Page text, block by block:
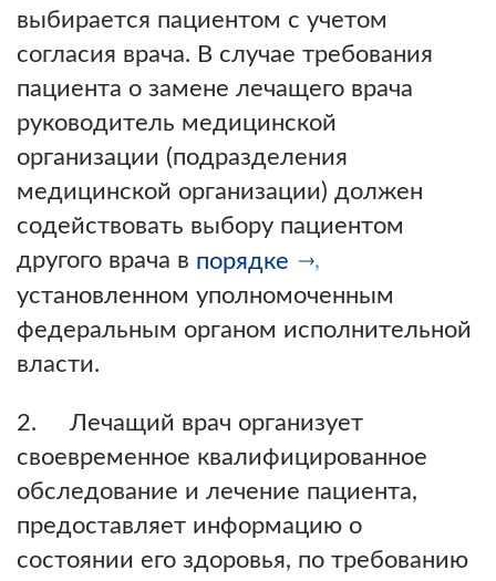
выбирается пациентом с учетом
согласия врача. В случае требования
пациента о замене лечащего врача
руководитель медицинской
организации (подразделения
медицинской организации) должен
содействовать выбору пациентом
другого врача в порядке
,
установленном уполномоченным
федеральным органом исполнительной
власти.
2. Лечащий врач организует
своевременное квалифицированное
обследование и лечение пациента,
предоставляет информацию о
состоянии его здоровья, по требованию